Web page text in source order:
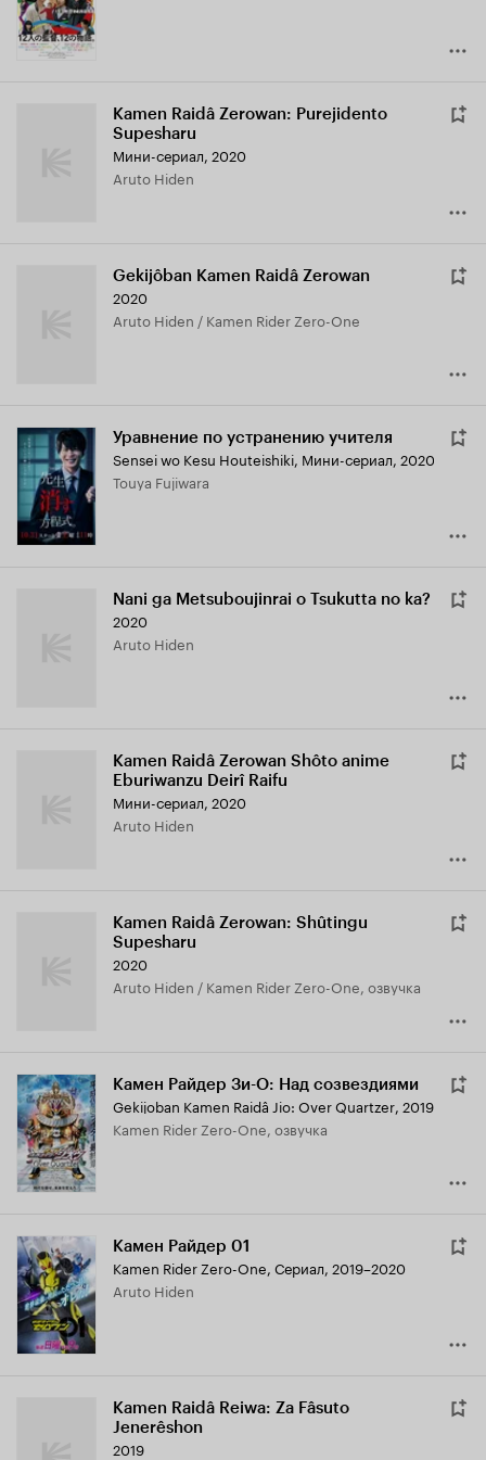
Kamen Raidâ Zerowan: Purejidento
Supesharu
Мини-сериал, 2020
Aruto Hiden
Gekijôban Kamen Raidâ Zerowan
2020
Aruto Hiden / Kamen Rider Zero-One
Уравнение по устранению учителя
Sensei wo Kesu Houteishiki, Мини-сериал, 2020
Touya Fujiwara
Nani ga Metsuboujinrai o Tsukutta no ka?
2020
Aruto Hiden
Kamen Raidâ Zerowan Shôto anime
Eburiwanzu Deirî Raifu
Мини-сериал, 2020
Aruto Hiden
Kamen Raidâ Zerowan: Shûtingu
Supesharu
2020
Aruto Hiden / Kamen Rider Zero-One, озвучка
Камен Райдер Зи-О: Над созвездиями
Gekijoban Kamen Raidâ Jio: Over Quartzer, 2019
Kamen Rider Zero-One, озвучка
Камен Райдер 01
Kamen Rider Zero-One, Сериал, 2019–2020
Aruto Hiden
Kamen Raidâ Reiwa: Za Fâsuto
Jenerêshon
2019